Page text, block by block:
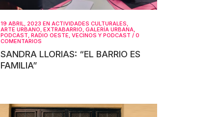
19 ABRIL, 2023 EN ACTIVIDADES CULTURALES,
ARTE URBANO, EXTRABARRIO, GALERÍA URBANA,
PODCAST, RADIO OESTE, VECINOS Y PODCAST / 0
COMENTARIOS
SANDRA LLORIAS: “EL BARRIO ES
FAMILIA”